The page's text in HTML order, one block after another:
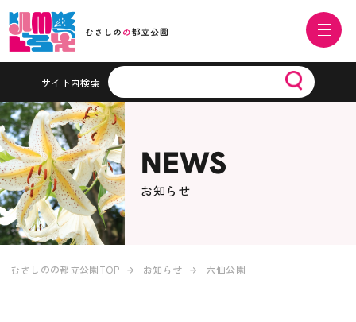
サイト内検索
NEWS
お知らせ
むさしのの都立公園TOP お知らせ 六仙公園